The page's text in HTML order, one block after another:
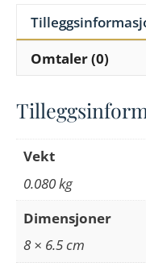
Omtaler (0)
Vekt
0.080 kg
Dimensjoner
8 × 6.5 cm